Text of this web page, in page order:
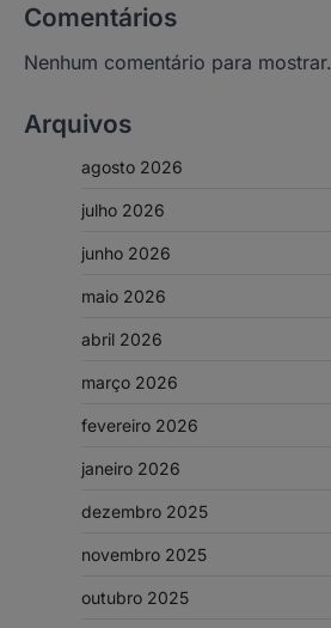
Comentários
Nenhum comentário para mostrar.
Arquivos
agosto 2026
julho 2026
junho 2026
maio 2026
abril 2026
março 2026
fevereiro 2026
janeiro 2026
dezembro 2025
novembro 2025
outubro 2025